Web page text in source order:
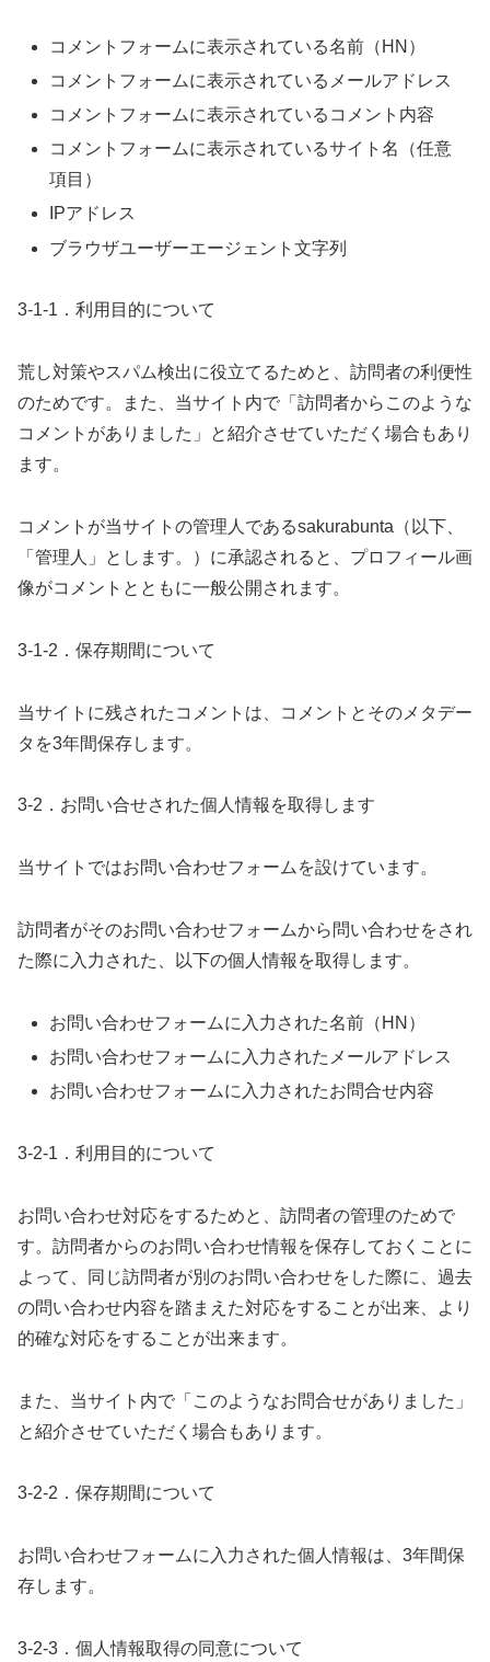
コメントフォームに表示されている名前（HN）
コメントフォームに表示されているメールアドレス
コメントフォームに表示されているコメント内容
コメントフォームに表示されているサイト名（任意
項目）
IPアドレス
ブラウザユーザーエージェント文字列
3-1-1．利用目的について
荒し対策やスパム検出に役立てるためと、訪問者の利便性
のためです。また、当サイト内で「訪問者からこのような
コメントがありました」と紹介させていただく場合もあり
ます。
コメントが当サイトの管理人であるsakurabunta（以下、
「管理人」とします。）に承認されると、プロフィール画
像がコメントとともに一般公開されます。
3-1-2．保存期間について
当サイトに残されたコメントは、コメントとそのメタデー
タを3年間保存します。
3-2．お問い合せされた個人情報を取得します
当サイトではお問い合わせフォームを設けています。
訪問者がそのお問い合わせフォームから問い合わせをされ
た際に入力された、以下の個人情報を取得します。
お問い合わせフォームに入力された名前（HN）
お問い合わせフォームに入力されたメールアドレス
お問い合わせフォームに入力されたお問合せ内容
3-2-1．利用目的について
お問い合わせ対応をするためと、訪問者の管理のためで
す。訪問者からのお問い合わせ情報を保存しておくことに
よって、同じ訪問者が別のお問い合わせをした際に、過去
の問い合わせ内容を踏まえた対応をすることが出来、より
的確な対応をすることが出来ます。
また、当サイト内で「このようなお問合せがありました」
と紹介させていただく場合もあります。
3-2-2．保存期間について
お問い合わせフォームに入力された個人情報は、3年間保
存します。
3-2-3．個人情報取得の同意について